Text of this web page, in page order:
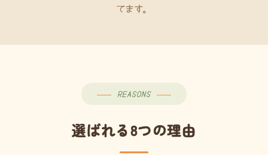
てます。
REASONS
選ばれる8つの理由